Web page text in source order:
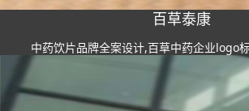
百草泰康
中药饮片品牌全案设计,百草中药企业logo